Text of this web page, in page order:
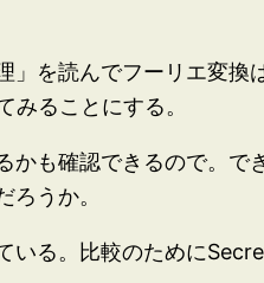
を読んでフーリエ変換
ることにする。
も確認できるので。
うか。
る。比較のために